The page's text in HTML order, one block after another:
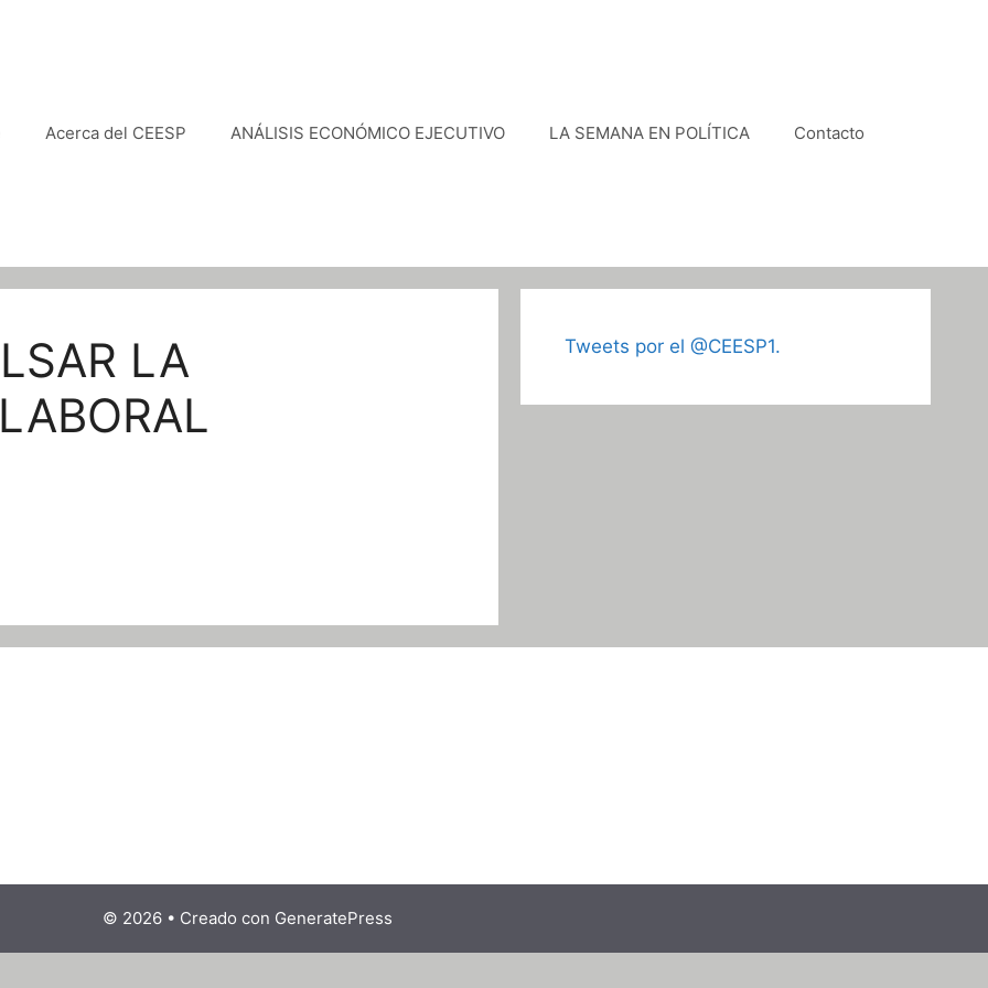
Acerca del CEESP ANÁLISIS ECONÓMICO EJECUTIVO LA SEMANA EN POLÍTICA Contacto
LA
Tweets por el @CEESP1.
© 2026 • Creado con GeneratePress